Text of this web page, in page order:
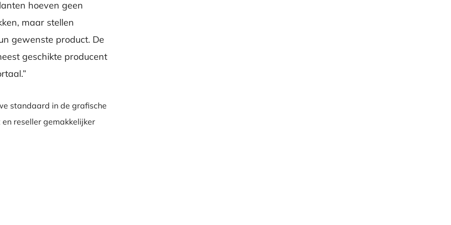
hoeven geen
maar stellen
gewenste product. De
geschikte producent
standaard in de grafische
reseller gemakkelijker